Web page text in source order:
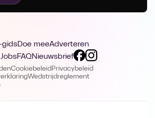
gidsDoe meeAdverteren
JobsFAQNieuwsbrief
Cookiebeleid Privacybeleid
Wedstrijdreglement